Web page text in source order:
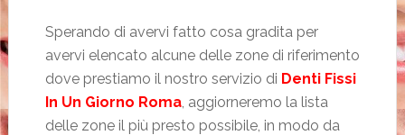
Sperando di avervi fatto cosa gradita per
avervi elencato alcune delle zone di riferimento
dove prestiamo il nostro servizio di Denti Fissi
In Un Giorno Roma, aggiorneremo la lista
delle zone il più presto possibile, in modo da